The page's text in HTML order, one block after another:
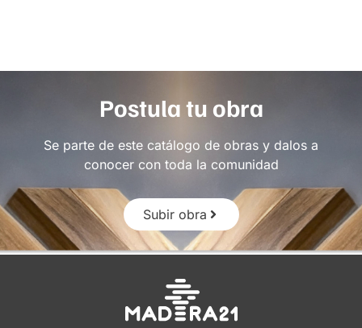
Postula tu obra
Se parte de este catálogo de obras y dalos a
conocer con toda la comunidad
Subir obra